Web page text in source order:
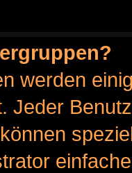
werden
Jeder